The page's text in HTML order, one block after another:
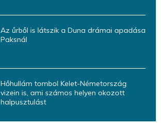
Az űrből is látszik a Duna drámai apadása
Paksnál
Hőhullám tombol Kelet-Németország
vizein is, ami számos helyen okozott
halpusztulást